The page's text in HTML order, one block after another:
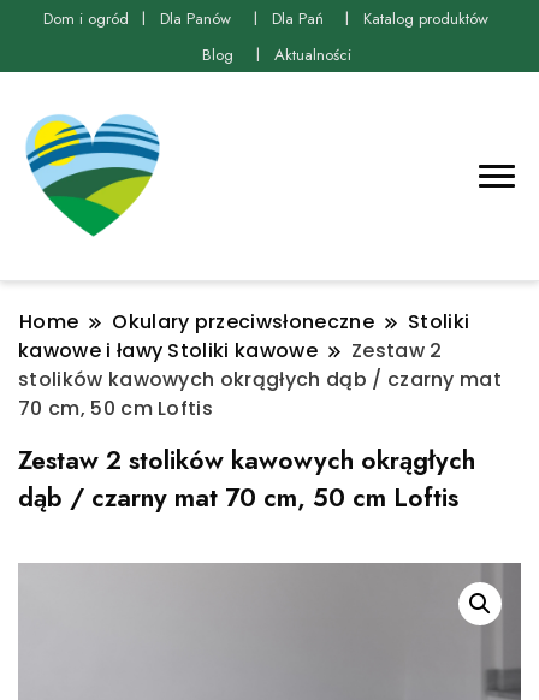
Dom i ogród Dla Panów Dla Pań
Katalog produktów
Blog
Aktualności
Home Okulary przeciwsłoneczne
Stoliki
kawowe i ławy Stoliki kawowe
Zestaw 2
stolików kawowych okrągłych dąb / czarny mat
70 cm, 50 cm Loftis
Zestaw 2 stolików kawowych okrągłych
dąb / czarny mat 70 cm, 50 cm Loftis